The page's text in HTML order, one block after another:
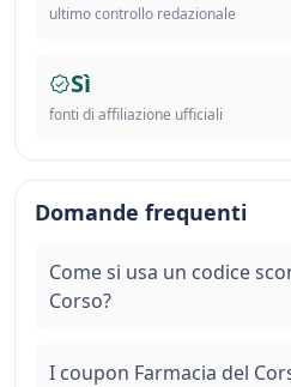
ultimo controllo redazionale
Sì
fonti di affiliazione ufficiali
Domande frequenti
Come si usa un codice
Corso?
I coupon Farmacia del